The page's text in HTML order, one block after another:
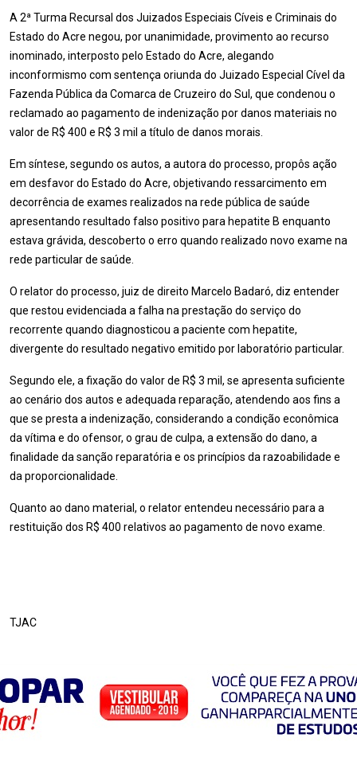
A 2ª Turma Recursal dos Juizados Especiais Cíveis e Criminais do
Estado do Acre negou, por unanimidade, provimento ao recurso
inominado, interposto pelo Estado do Acre, alegando
inconformismo com sentença oriunda do Juizado Especial Cível da
Fazenda Pública da Comarca de Cruzeiro do Sul, que condenou o
reclamado ao pagamento de indenização por danos materiais no
valor de R$ 400 e R$ 3 mil a título de danos morais.
Em síntese, segundo os autos, a autora do processo, propôs ação
em desfavor do Estado do Acre, objetivando ressarcimento em
decorrência de exames realizados na rede pública de saúde
apresentando resultado falso positivo para hepatite B enquanto
estava grávida, descoberto o erro quando realizado novo exame na
rede particular de saúde.
O relator do processo, juiz de direito Marcelo Badaró, diz entender
que restou evidenciada a falha na prestação do serviço do
recorrente quando diagnosticou a paciente com hepatite,
divergente do resultado negativo emitido por laboratório particular.
Segundo ele, a fixação do valor de R$ 3 mil, se apresenta suficiente
ao cenário dos autos e adequada reparação, atendendo aos fins a
que se presta a indenização, considerando a condição econômica
da vítima e do ofensor, o grau de culpa, a extensão do dano, a
finalidade da sanção reparatória e os princípios da razoabilidade e
da proporcionalidade.
Quanto ao dano material, o relator entendeu necessário para a
restituição dos R$ 400 relativos ao pagamento de novo exame.
TJAC